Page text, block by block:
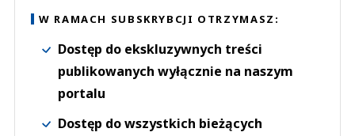
W RAMACH SUBSKRYBCJI OTRZYMASZ:
Dostęp do ekskluzywnych treści
publikowanych wyłącznie na naszym
portalu
Dostęp do wszystkich bieżących